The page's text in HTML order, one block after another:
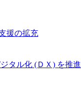
援の拡充
ジタル化 (ＤＸ) を推進